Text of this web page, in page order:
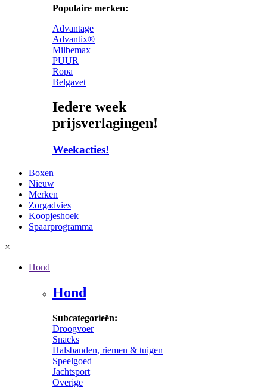
Populaire merken:
Advantage
Advantix®
Milbemax
PUUR
Ropa
Belgavet
Iedere week
prijsverlagingen!
Weekacties!
Boxen
Nieuw
Merken
Zorgadvies
Koopjeshoek
Spaarprogramma
×
Hond
Hond
Subcategorieën:
Droogvoer
Snacks
Halsbanden, riemen & tuigen
Speelgoed
Jachtsport
Overige